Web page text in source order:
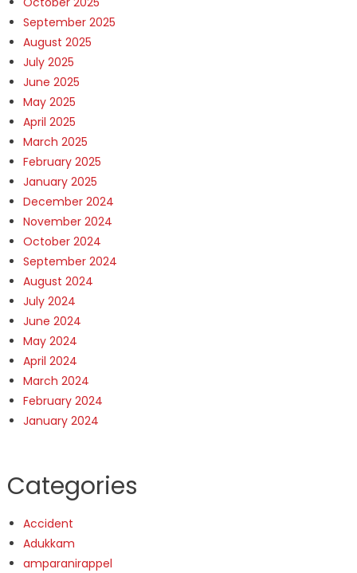
September 2025
August 2025
July 2025
June 2025
May 2025
April 2025
March 2025
February 2025
January 2025
December 2024
November 2024
October 2024
September 2024
August 2024
July 2024
June 2024
May 2024
April 2024
March 2024
February 2024
January 2024
Categories
Accident
Adukkam
amparanirappel